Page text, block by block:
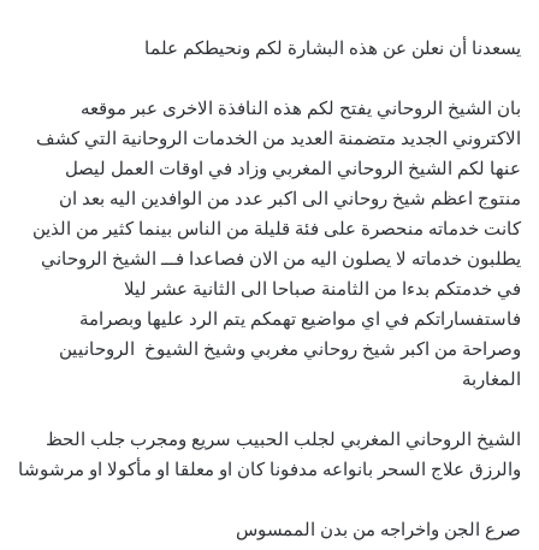
يسعدنا أن نعلن عن هذه البشارة لكم ونحيطكم علما
بان الشيخ الروحاني يفتح لكم هذه النافذة الاخرى عبر موقعه
الاكتروني الجديد متضمنة العديد من الخدمات الروحانية التي كشف
عنها لكم الشيخ الروحاني المغربي وزاد في اوقات العمل ليصل
منتوج اعظم شيخ روحاني الى اكبر عدد من الوافدين اليه بعد ان
كانت خدماته منحصرة على فئة قليلة من الناس بينما كثير من الذين
يطلبون خدماته لا يصلون اليه من الان فصاعدا فـــ الشيخ الروحاني
في خدمتكم بدءا من الثامنة صباحا الى الثانية عشر ليلا
فاستفساراتكم في اي مواضيع تهمكم يتم الرد عليها وبصرامة
وصراحة من اكبر شيخ روحاني مغربي وشيخ الشيوخ الروحانيين
المغاربة
الشيخ الروحاني المغربي لجلب الحبيب سريع ومجرب جلب الحظ
والرزق علاج السحر بانواعه مدفونا كان او معلقا او مأكولا او مرشوشا
صرع الجن واخراجه من بدن الممسوس